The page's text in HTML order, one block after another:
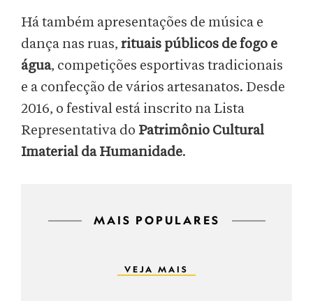
Há também apresentações de música e
dança nas ruas, rituais públicos de fogo e
água, competições esportivas tradicionais
e a confecção de vários artesanatos. Desde
2016, o festival está inscrito na Lista
Representativa do Patrimônio Cultural
Imaterial da Humanidade.
MAIS POPULARES
VEJA MAIS